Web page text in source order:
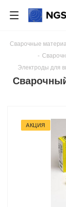
Сварочные
-
Электроды для
АКЦИЯ